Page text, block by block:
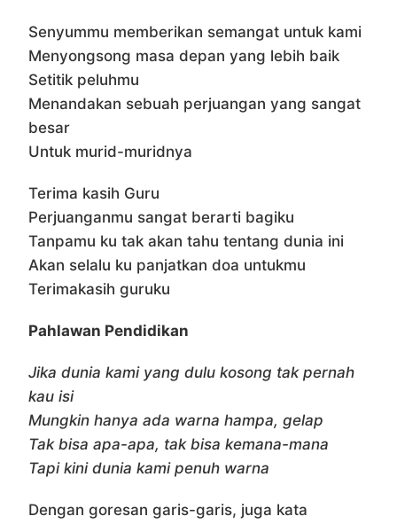
Senyummu memberikan semangat untuk kami
Menyongsong masa depan yang lebih baik
Setitik peluhmu
Menandakan sebuah perjuangan yang sangat
besar
Untuk murid-muridnya
Terima kasih Guru
Perjuanganmu sangat berarti bagiku
Tanpamu ku tak akan tahu tentang dunia ini
Akan selalu ku panjatkan doa untukmu
Terimakasih guruku
Pahlawan Pendidikan
Jika dunia kami yang dulu kosong tak pernah
kau isi
Mungkin hanya ada warna hampa, gelap
Tak bisa apa-apa, tak bisa kemana-mana
Tapi kini dunia kami penuh warna
Dengan goresan garis-garis, juga kata